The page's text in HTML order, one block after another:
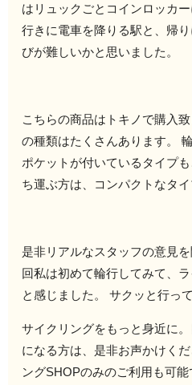
はリュックごとコインロッカ
行きに電車を降りる駅と、帰
びが難しいかと思いました。
こちらの商品はトキノで購入
の種類はたくさんあります。
ポケットが付いているタイプ
ち運ぶ方は、コンパクトなタイ
是非リアルなスタッフの意見
回私は初めて輪行してみて、
と感じました。 サクッと行っ
サイクリングをもっと身近に
になる方は、是非お声かけく
ングSHOPのみのご利用も可